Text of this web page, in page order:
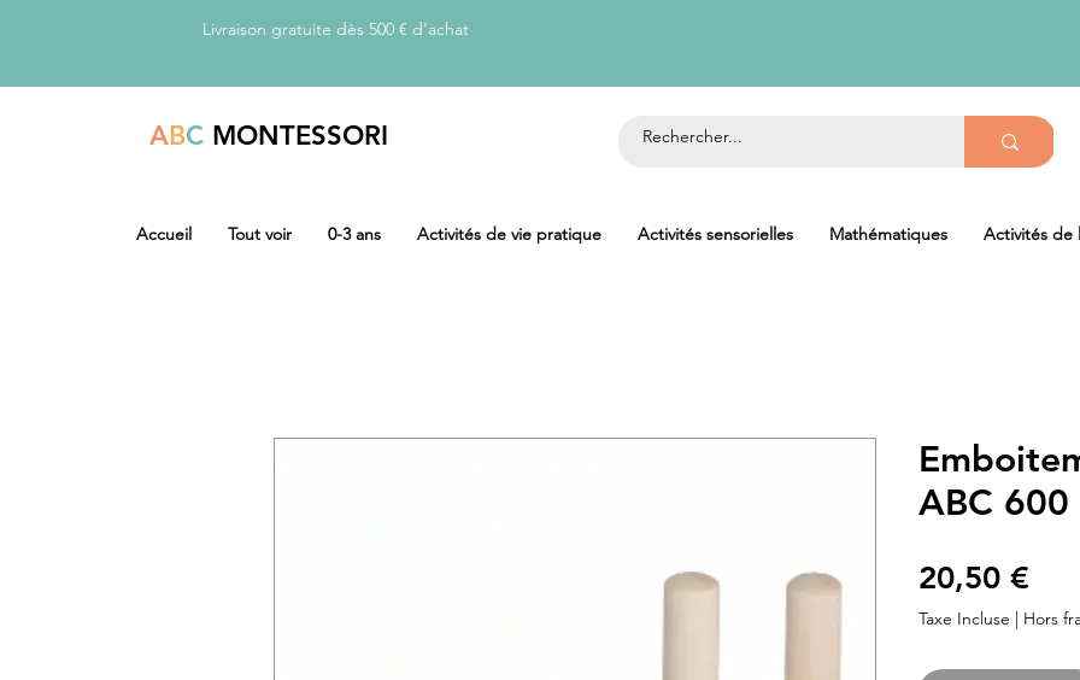
Livraison gratuite dès 500 € d’achat
ABC MONTESSORI
Accueil Tout voir 0-3 ans Activités de vie pratique Activités sensorielles Mathématiques Activités de
ABC 600
20,50 €
Taxe Incluse | Hors